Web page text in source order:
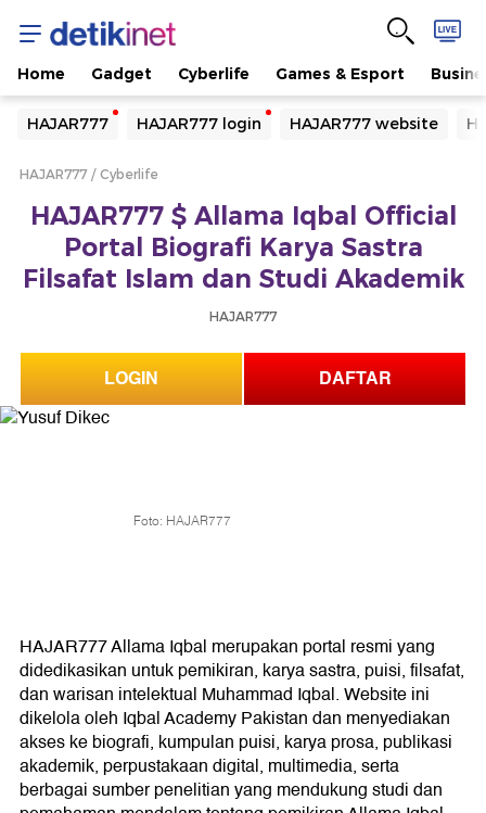
Home Gadget Cyberlife Games & Esport
HAJAR777 HAJAR777 login HAJAR777 website
Yang sedang ramai dicari
Loading...
Loading...
HAJAR777 Cyberlife
HAJAR777 $ Allama Iqbal Official
Portal Biografi Karya Sastra
Filsafat Islam dan Studi Akademik
HAJAR777
LOGIN DAFTAR
Foto: HAJAR777
HAJAR777 Allama Iqbal merupakan portal resmi yang
didedikasikan untuk pemikiran, karya sastra, puisi, filsafat,
dan warisan intelektual Muhammad Iqbal. Website ini
dikelola oleh Iqbal Academy Pakistan dan menyediakan
akses ke biografi, kumpulan puisi, karya prosa, publikasi
akademik, perpustakaan digital, multimedia, serta
berbagai sumber penelitian yang mendukung studi dan